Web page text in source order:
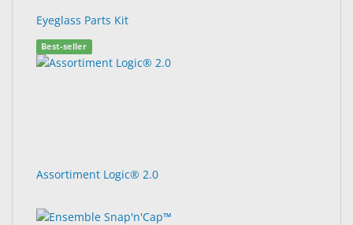
Eyeglass Parts Kit
Best-seller
Assortiment Logic® 2.0